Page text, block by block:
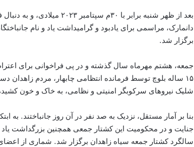
بعد از ظهر شنبه برابر با ۳۰م
دانمارک، مراسمی برای یادبود و گرامیداشت یاد و نام
برگزار شد.
جمعه، هشتم مهرماه سال گذشته و در پی فراخوانی برای
۱۵ ساله بلوچ توسط فرمانده انتظامی چابهار، مردم
شلیک نیروهای سرکوبگر امنیتی و نظامی، به خاک و خون
بنا بر آمار مستقل، نزدیک به صد نفر در آن روز جانباختند. به
جنایت و در محکومیت این کشتار جمعی همچنین بزرگداشت یاد
سالگرد کشتار جمعه سیاه زاهدان برگزار شد. شماری از